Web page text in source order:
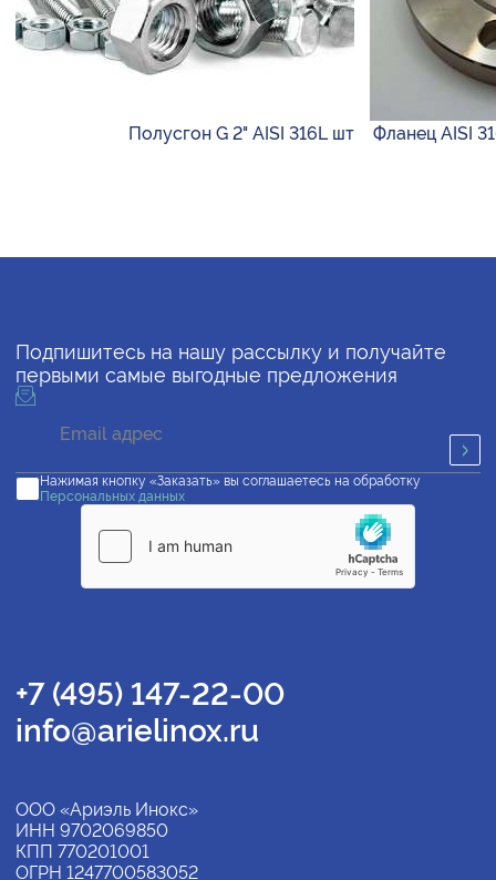
Полусгон G 2" AISI 316L шт Фланец AISI
Подпишитесь на нашу рассылку и получайте
первыми самые выгодные предложения
Нажимая кнопку «Заказать» вы соглашаетесь на обработку
Персональных данных
+7 (495) 147-22-00
info@arielinox.ru
ООО «Ариэль Инокс»
ИНН 9702069850
КПП 770201001
ОГРН 1247700583052